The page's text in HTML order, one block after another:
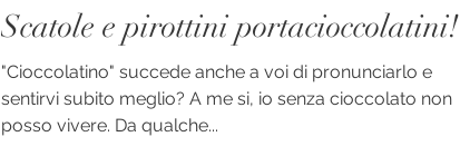
Scatole e pirottini portacioccolatini!
"Cioccolatino" succede anche a voi di pronunciarlo e
sentirvi subito meglio? A me si, io senza cioccolato non
posso vivere. Da qualche...